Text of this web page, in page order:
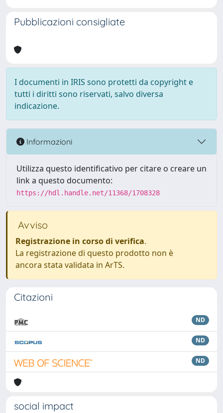
Pubblicazioni consigliate
I documenti in IRIS sono protetti da copyright e
tutti i diritti sono riservati, salvo diversa
indicazione.
Informazioni
Utilizza questo identificativo per citare o creare un
link a questo documento:
https://hdl.handle.net/11368/1708328
Avviso
Registrazione in corso di verifica.
La registrazione di questo prodotto non è
ancora stata validata in ArTS.
Citazioni
ND
ND
ND
social impact